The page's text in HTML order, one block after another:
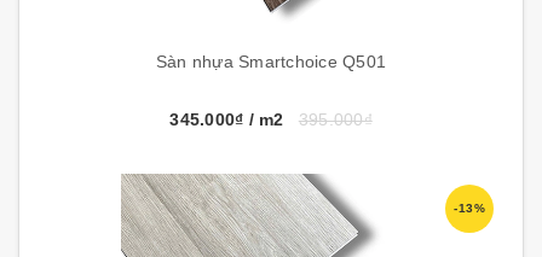
Sàn nhựa Smartchoice Q501
345.000₫ / m2 395.000₫
-13%